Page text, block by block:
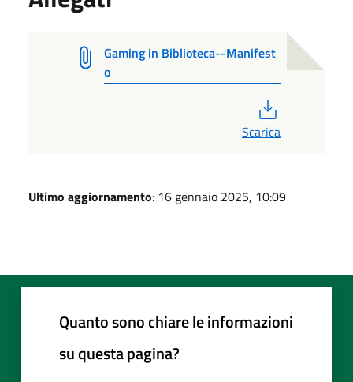
Gaming in Biblioteca--Manifest
o
Scarica
Ultimo aggiornamento: 16 gennaio 2025, 10:09
Quanto sono chiare le informazioni
su questa pagina?